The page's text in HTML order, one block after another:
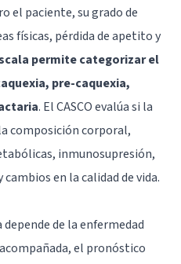
el paciente, su grado de
físicas, pérdida de apetito y
permite categorizar el
pre-caquexia,
. El CASCO evalúa si la
composición corporal,
inmunosupresión,
en la calidad de vida.
de la enfermedad
el pronóstico